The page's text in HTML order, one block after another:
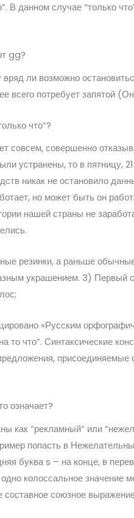
В данном случае “только
gg?
ли возможно
всего потребует запятой
что”?
совсем, совершенно
устранены, то в пятницу,
никак не остановило
но может быть он
нашей страны не
резинки, а раньше
украшением. 3)
«Русским
то что”. Синтаксические
означает?
как “рекламный” или
попасть в
буква s – на конце, в
колоссальное
составное союзное